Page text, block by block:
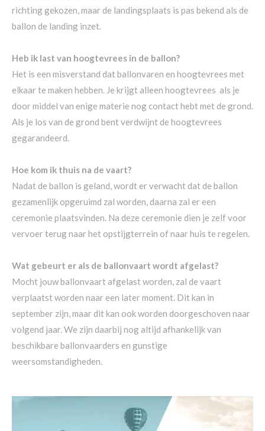
richting gekozen, maar de landingsplaats is pas bekend als de
ballon de landing inzet.
Heb ik last van hoogtevrees in de ballon?
Het is een misverstand dat ballonvaren en hoogtevrees met
elkaar te maken hebben. Je krijgt alleen hoogtevrees als je
door middel van enige materie nog contact hebt met de grond.
Als je los van de grond bent verdwijnt de hoogtevrees
gegarandeerd.
Hoe kom ik thuis na de vaart?
Nadat de ballon is geland, wordt er verwacht dat de ballon
gezamenlijk opgeruimd zal worden, daarna zal er een
ceremonie plaatsvinden. Na deze ceremonie dien je zelf voor
vervoer terug naar het opstijgterrein of naar huis te regelen.
Wat gebeurt er als de ballonvaart wordt afgelast?
Mocht jouw ballonvaart afgelast worden, zal de vaart
verplaatst worden naar een later moment. Dit kan in
september zijn, maar dit kan ook worden doorgeschoven naar
volgend jaar. We zijn daarbij nog altijd afhankelijk van
beschikbare ballonvaarders en gunstige
weersomstandigheden.